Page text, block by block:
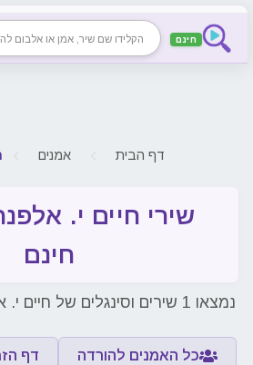
חינם
דף הבית אמנים
שירי חיים י.
חינם
נמצאו 1 שירים וסינגלים של חיים י. אלפנר להורדה ישירה
כל האמנים להורדה דף